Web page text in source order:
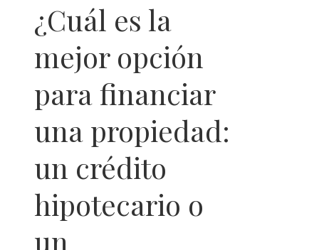
¿Cuál es la
mejor opción
para financiar
una propiedad:
un crédito
hipotecario o
un